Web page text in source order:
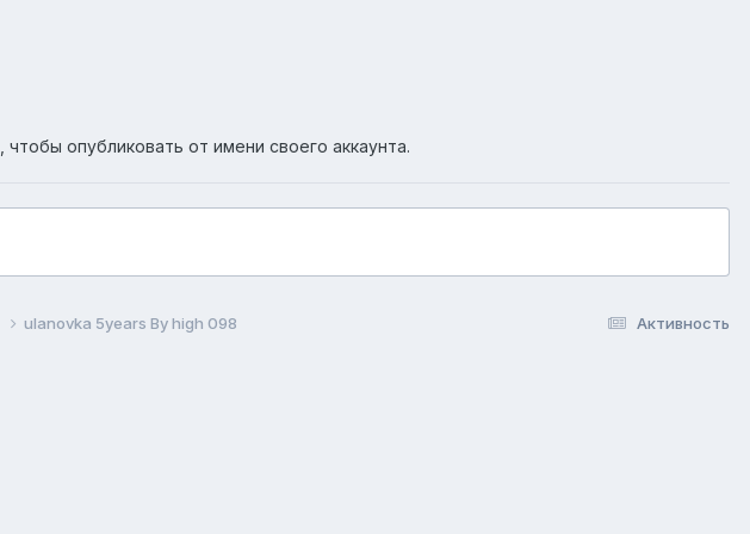
, чтобы опубликовать от имени своего аккаунта.
Активность
ulanovka 5years By high 098